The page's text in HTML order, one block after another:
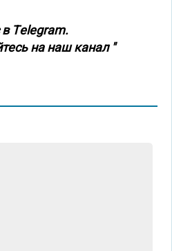
в Тelegram.
на наш канал "